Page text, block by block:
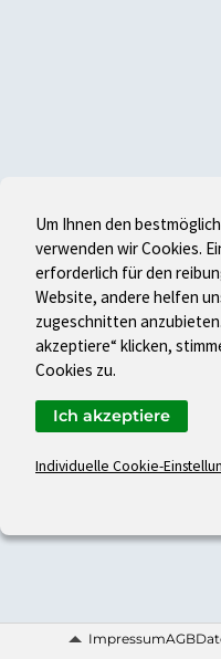
ImpressumAGB
Um Ihnen den
verwenden wir Cookies.
erforderlich für den
Website, andere helfen
zugeschnitten
akzeptiere“ klicken,
Cookies zu.
Individuelle Cookie-
Ich akzeptiere